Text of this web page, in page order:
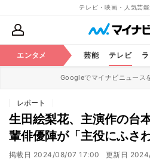
テレビ・映画・人気芸
エンタメ 芸能 テレビ
Googleでマイナビニュース
レポート
生田絵梨花、主演作の
輩俳優陣が「主役にふさ
掲載日 2024/08/07 17:00 更新日